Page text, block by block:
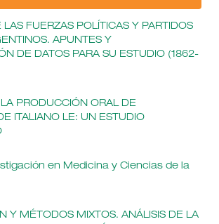
FUERZAS POLÍTICAS Y PARTIDOS
APUNTES Y
DE DATOS PARA SU ESTUDIO (1862-
PRODUCCIÓN ORAL DE
ITALIANO LE: UN ESTUDIO
en Medicina y Ciencias de la
Y MÉTODOS MIXTOS. ANÁLISIS DE LA